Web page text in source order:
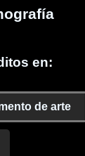
en:
de arte